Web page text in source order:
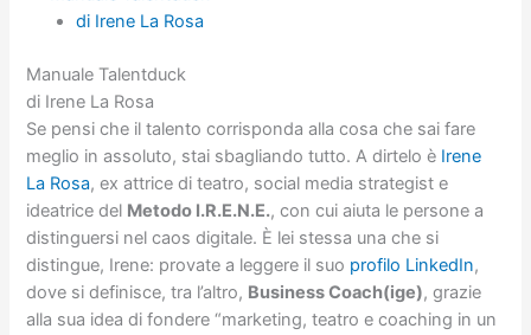
di Irene La Rosa
Manuale Talentduck
di Irene La Rosa
Se pensi che il talento corrisponda alla cosa che sai fare
meglio in assoluto, stai sbagliando tutto. A dirtelo è Irene
La Rosa, ex attrice di teatro, social media strategist e
ideatrice del Metodo I.R.E.N.E., con cui aiuta le persone a
distinguersi nel caos digitale. È lei stessa una che si
distingue, Irene: provate a leggere il suo profilo LinkedIn,
dove si definisce, tra l’altro, Business Coach(ige), grazie
alla sua idea di fondere “marketing, teatro e coaching in un